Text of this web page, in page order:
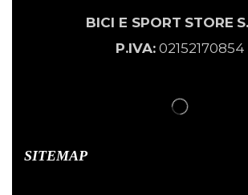
BICI E SPORT STORE
P.IVA:02152170854
SITEMAP